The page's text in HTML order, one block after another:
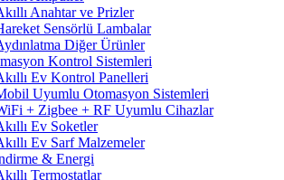
Anahtar ve Prizler
Sensörlü Lambalar
Diğer Ürünler
Kontrol Sistemleri
Ev Kontrol Panelleri
Uyumlu Otomasyon Sistemleri
+ Zigbee + RF Uyumlu Cihazlar
Ev Soketler
Ev Sarf Malzemeler
& Energi
Termostatlar